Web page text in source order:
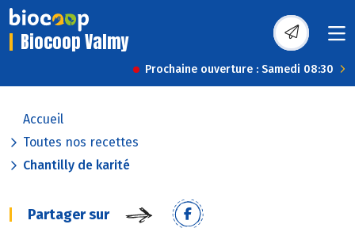
Biocoop Valmy
Prochaine ouverture : Samedi 08:30
Accueil
Toutes nos recettes
Chantilly de karité
Partager sur